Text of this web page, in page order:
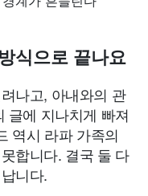
식으로 끝나요
나고, 아내와의 관
글에 지나치게 빠져
역시 라파 가족의
합니다. 결국 둘 다
니다.